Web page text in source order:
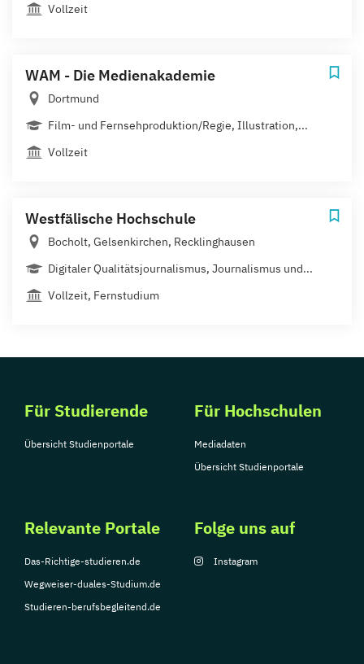
Vollzeit
WAM - Die Medienakademie
Dortmund
Film- und Fernsehproduktion/Regie, Illustration,...
Vollzeit
Westfälische Hochschule
Bocholt, Gelsenkirchen, Recklinghausen
Digitaler Qualitätsjournalismus, Journalismus und...
Vollzeit, Fernstudium
Für Studierende
Übersicht Studienportale
Für Hochschulen
Mediadaten
Übersicht Studienportale
Relevante Portale
Das-Richtige-studieren.de
Wegweiser-duales-Studium.de
Studieren-berufsbegleitend.de
Folge uns auf
Instagram